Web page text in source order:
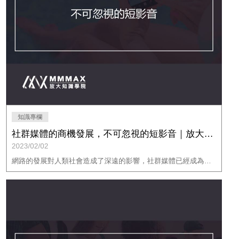
知識專欄
社群媒體的商機發展，不可忽視的短影音｜放大知識學院
2023/02/02